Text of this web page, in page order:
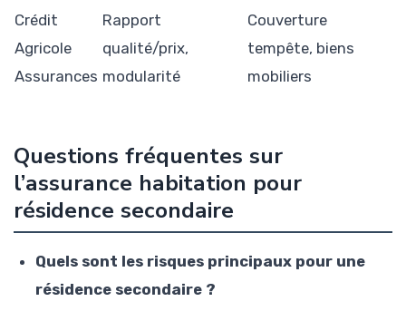
Crédit
Agricole
Assurances
Rapport
qualité/prix,
modularité
Couverture
tempête, biens
mobiliers
Questions fréquentes sur
l’assurance habitation pour
résidence secondaire
Quels sont les risques principaux pour une
résidence secondaire ?